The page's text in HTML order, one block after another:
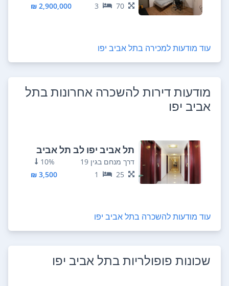
70
3
2,900,000 ₪
עוד מודעות למכירה בתל אביב יפו
מודעות דירות להשכרה אחרונות בתל
אביב יפו
תל אביב יפו לב תל אביב
החלק הדרומי
דרך מנחם בגין 19
10%
25
1
3,500 ₪
עוד מודעות להשכרה בתל אביב יפו
שכונות פופולריות בתל אביב יפו